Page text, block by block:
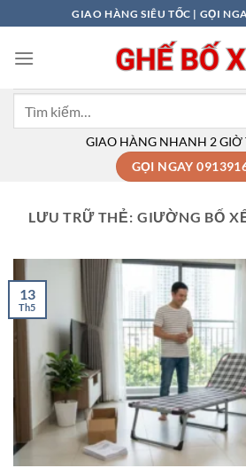
qua
nội
GIAO HÀNG SIÊU TỐC | GỌI
GIAO HÀNG NHANH 2 GIỜ
GỌI NGAY
LƯU TRỮ THẺ: GIƯỜNG BỐ
13
Th5